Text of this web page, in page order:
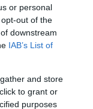
or personal
out of the
downstream
IAB’s List of
and store
to grant or
purposes